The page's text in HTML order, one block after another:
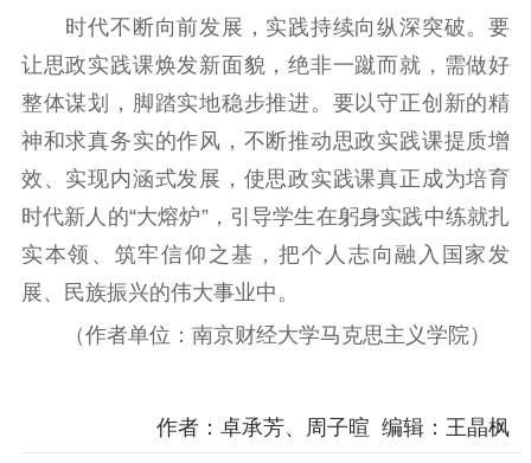
时代不断向前发展，实践持续向纵深突破。要
让思政实践课焕发新面貌，绝非一蹴而就，需做好
整体谋划，脚踏实地稳步推进。要以守正创新的精
神和求真务实的作风，不断推动思政实践课提质增
效、实现内涵式发展，使思政实践课真正成为培育
时代新人的“大熔炉”，引导学生在躬身实践中练就扎
实本领、筑牢信仰之基，把个人志向融入国家发
展、民族振兴的伟大事业中。
（作者单位：南京财经大学马克思主义学院）
作者：卓承芳、周子暄 编辑：王晶枫